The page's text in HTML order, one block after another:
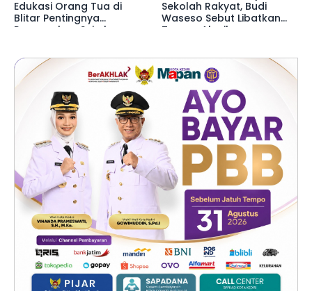
Edukasi Orang Tua di
Blitar Pentingnya
Pengasuhan Seimbang
Sekolah Rakyat, Budi
Waseso Sebut Libatkan
Taruna Akmil